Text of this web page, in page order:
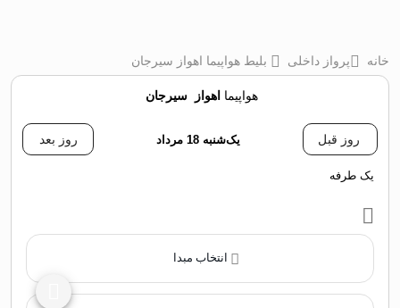
خانه پرواز داخلی بلیط هواپیما اهواز سیرجان
هواپیما اهواز سیرجان
روز قبل یک‌شنبه 18 مرداد روز بعد
یک طرفه
انتخاب مبدا